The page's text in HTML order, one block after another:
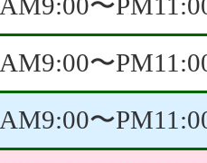
AM9:00〜
AM9:00〜